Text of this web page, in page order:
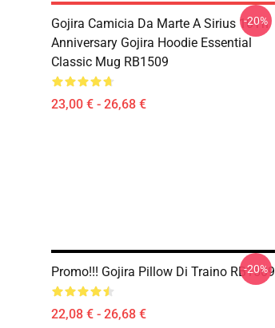
Gojira Camicia Da Marte A Sirius 10Th
Anniversary Gojira Hoodie Essential
Classic Mug RB1509
23,00 € - 26,68 €
-20%
Promo!!! Gojira Pillow Di Traino RB1509
22,08 € - 26,68 €
-20%